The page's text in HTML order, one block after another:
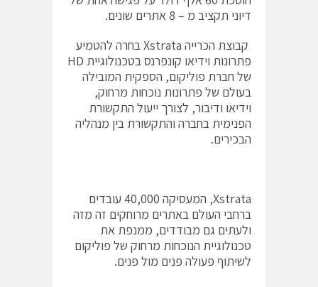
דיוני תקציב מ – 8 אתרים שונים.
קבוצת הכרייה Xstrata בחרה להטמיע
פתרונות וידיאו קונפרנס בטכנולוגיית HD
של חברת פוליקום, הספקית המובילה
בעולם של פתרונות נוכחות מרחוק,
וידיאו ודיבור, לצורך ייעול התקשורת
הפנימית בחברה והתקשורת בין מנהליה
הבכירים.
Xstrata, המעסיקה 40,000 עובדים
ברחבי העולם באתרים מרוחקים זה מזה
ולעתים גם מבודדים, ממנפת את
טכנולוגיית הנוכחות מרחוק של פוליקום
לשיתוף פעולה פנים מול פנים.